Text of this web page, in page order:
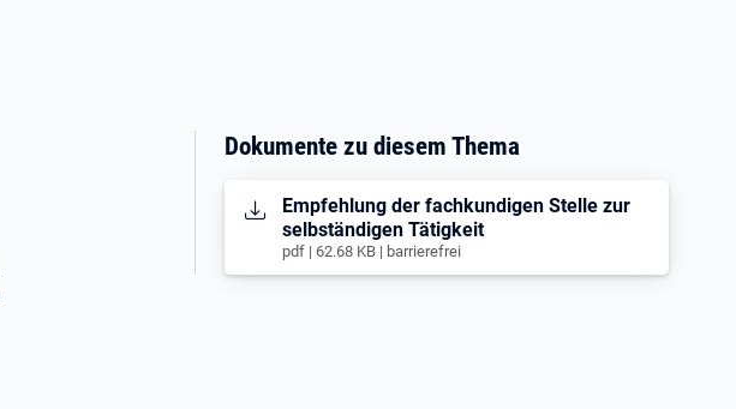
Dokumente zu diesem Thema
Öffnet in neuem Tab
Empfehlung der fachkundigen Stelle zur
selbständigen Tätigkeit
pdf | 62.68 KB | barrierefrei